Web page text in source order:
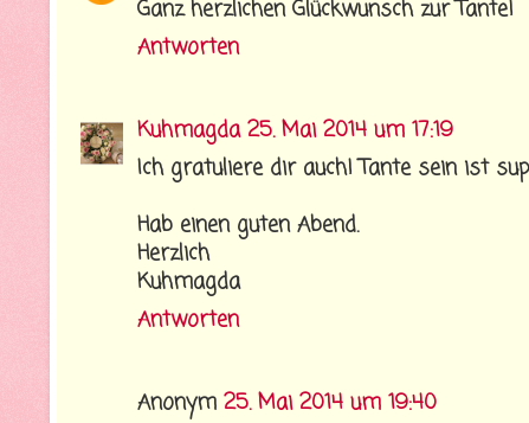
Ganz herzlichen Glückwunsch zur Tante!
Antworten
Kuhmagda 25. Mai 2014 um 17:19
Ich gratuliere dir auch! Tante sein ist
Hab einen guten Abend.
Herzlich
Kuhmagda
Antworten
Anonym 25. Mai 2014 um 19:40